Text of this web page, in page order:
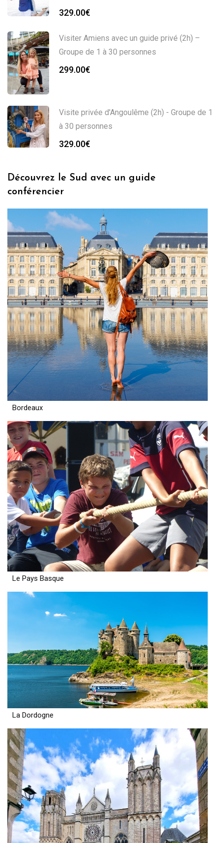
329.00€
Visiter Amiens avec un guide privé (2h) –
Groupe de 1 à 30 personnes
299.00€
Visite privée d'Angoulême (2h) - Groupe de 1
à 30 personnes
329.00€
Découvrez le Sud avec un guide
conférencier
Bordeaux
Le Pays Basque
La Dordogne